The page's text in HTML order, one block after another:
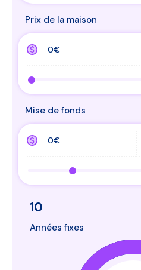
Prix de la maison
Mise de fonds
10
Années fixes